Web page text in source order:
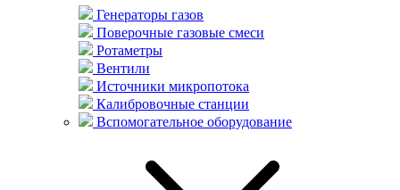
Генераторы газов
Поверочные газовые смеси
Ротаметры
Вентили
Источники микропотока
Калибровочные станции
Вспомогательное оборудование